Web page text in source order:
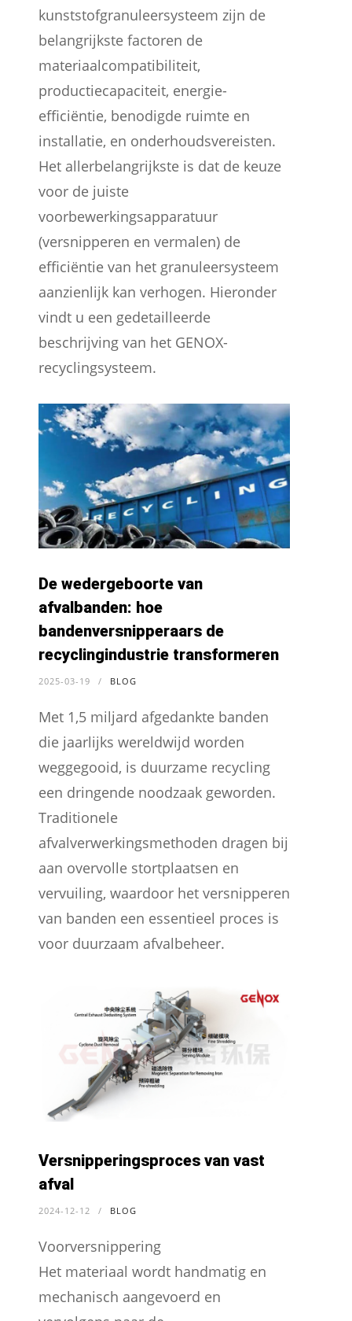
kunststofgranuleersysteem zijn de
belangrijkste factoren de
materiaalcompatibiliteit,
productiecapaciteit, energie-
efficiëntie, benodigde ruimte en
installatie, en onderhoudsvereisten.
Het allerbelangrijkste is dat de keuze
voor de juiste
voorbewerkingsapparatuur
(versnipperen en vermalen) de
efficiëntie van het granuleersysteem
aanzienlijk kan verhogen. Hieronder
vindt u een gedetailleerde
beschrijving van het GENOX-
recyclingsysteem.
De wedergeboorte van
afvalbanden: hoe
bandenversnipperaars de
recyclingindustrie transformeren
2025-03-19 / BLOG
Met 1,5 miljard afgedankte banden
die jaarlijks wereldwijd worden
weggegooid, is duurzame recycling
een dringende noodzaak geworden.
Traditionele
afvalverwerkingsmethoden dragen bij
aan overvolle stortplaatsen en
vervuiling, waardoor het versnipperen
van banden een essentieel proces is
voor duurzaam afvalbeheer.
Versnipperingsproces van vast
afval
2024-12-12 / BLOG
Voorversnippering
Het materiaal wordt handmatig en
mechanisch aangevoerd en